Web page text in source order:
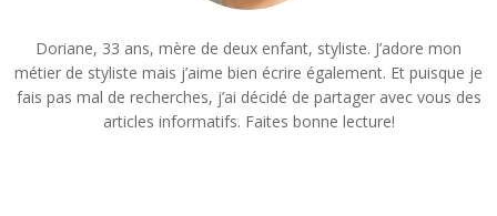
Doriane, 33 ans, mère de deux enfant, styliste. J’adore mon
métier de styliste mais j’aime bien écrire également. Et puisque je
fais pas mal de recherches, j’ai décidé de partager avec vous des
articles informatifs. Faites bonne lecture!